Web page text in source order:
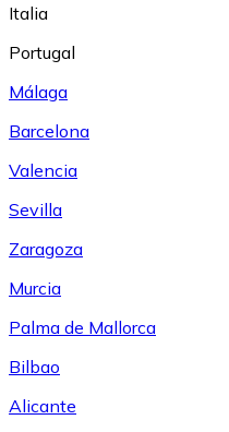
Italia
Portugal
Málaga
Barcelona
Valencia
Sevilla
Zaragoza
Murcia
Palma de Mallorca
Bilbao
Alicante